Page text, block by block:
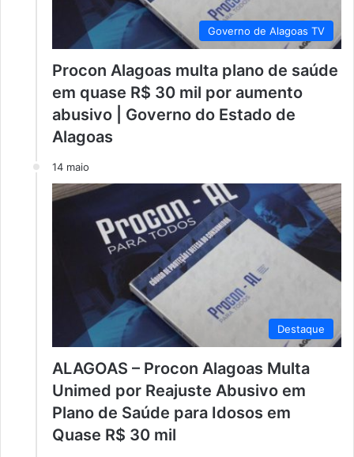
Governo de Alagoas TV
Procon Alagoas multa plano de saúde
em quase R$ 30 mil por aumento
abusivo | Governo do Estado de
Alagoas
14 maio
Destaque
ALAGOAS – Procon Alagoas Multa
Unimed por Reajuste Abusivo em
Plano de Saúde para Idosos em
Quase R$ 30 mil